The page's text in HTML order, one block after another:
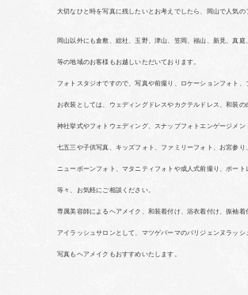
大切なひと時を写真に残したいとお考えでしたら、岡山で人気の
岡山以外にも倉敷、総社、玉野、津山、笠岡、福山、新見、真
等の地域のお客様もお越しいただいております。
フォトスタジオですので、写真や前撮り、ロケーションフォト
お衣装としては、ウェディングドレスやカクテルドレス、和装の
神社挙式やフォトウェディング、スナップフォトエンゲージメン
七五三や子供写真、キッズフォト、ファミリーフォト、お宮参り
ニューボーンフォト、マタニティフォトや成人式前撮り、ポート
等々、お気軽にご相談ください。
専属美容師によるヘアメイク、和装着付け、浴衣着付け、振袖着
アイラッシュサロンとして、マツゲパーマのパリジェンヌラッシ
写真もヘアメイクもおすすめいたします。